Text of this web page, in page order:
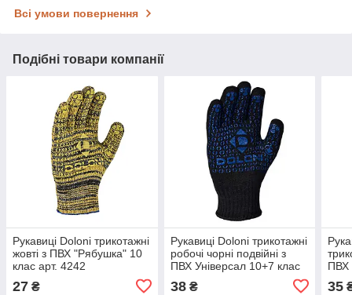
Всі умови повернення
Подібні товари компанії
Рукавиці Doloni трикотажні
жовті з ПВХ "Рябушка" 10
клас арт. 4242
27 ₴
Рукавиці Doloni трикотажні
робочі чорні подвійні з
ПВХ Універсал 10+7 клас
38₴
ПВХ
35